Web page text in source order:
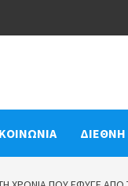
ΚΟΙΝΩΝΙΑ ΔΙΕΘΝΗ